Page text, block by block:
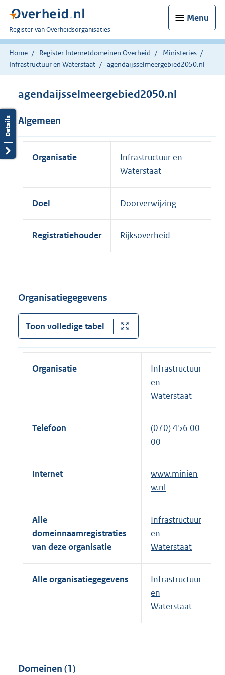
Menu
U
bent
nu
hier:
Register van Overheidsorganisaties
Home Register Internetdomeinen Overheid
Ministeries
Infrastructuur en Waterstaat
agendaijsselmeergebied2050.nl
agendaijsselmeergebied2050.nl
Algemeen
Organisatie
Infrastructuur en
Waterstaat
Doel Doorverwijzing
Registratiehouder Rijksoverheid
Organisatiegegevens
Toon volledige tabel
Organisatie
Infrastructuur
en
Waterstaat
Telefoon
(070) 456 00
00
Internet
www.minien
w.nl
Alle
domeinnaamregistraties
van deze organisatie
Infrastructuur
en
Waterstaat
Alle organisatiegegevens
Infrastructuur
en
Waterstaat
Domeinen (1)